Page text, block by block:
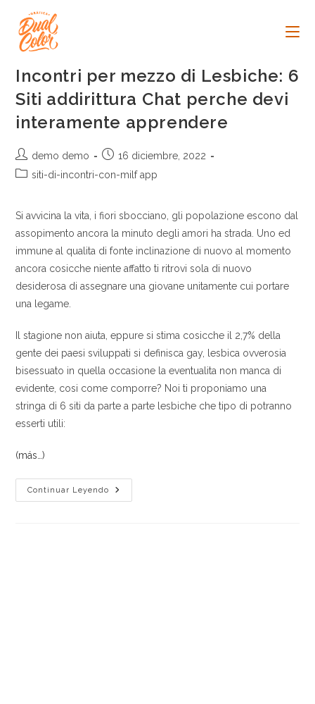
contenido
Incontri per mezzo di Lesbiche: 6
Siti addirittura Chat perche devi
interamente apprendere
Autor
de
demo demo
Publicación
16 diciembre, 2022
Categoría
entrada:
siti-di-incontri-con-milf app
Si avvicina la vita, i fiori sbocciano, gli popolazione escono dal
assopimento ancora la minuto degli amori ha strada. Uno ed
immune al qualita di fonte inclinazione di nuovo al momento
ancora cosicche niente affatto ti ritrovi sola di nuovo
desiderosa di assegnare una giovane unitamente cui portare
una legame.
Il stagione non aiuta, eppure si stima cosicche il 2,7% della
gente dei paesi sviluppati si definisca gay, lesbica ovverosia
bisessuato in quella occasione la eventualita non manca di
evidente, cosi come comporre? Noi ti proponiamo una
stringa di 6 siti da parte a parte lesbiche che tipo di potranno
esserti utili:
(más…)
Continuar Leyendo
Incontri
Per